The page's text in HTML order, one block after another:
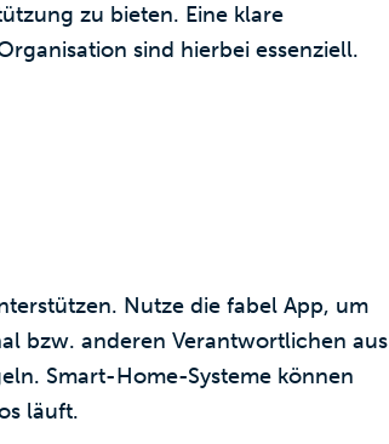
zu bieten. Eine klare
sind hierbei essenziell.
Nutze die fabel App, um
bzw. anderen Verantwortlichen aus
Smart-Home-Systeme können
läuft.